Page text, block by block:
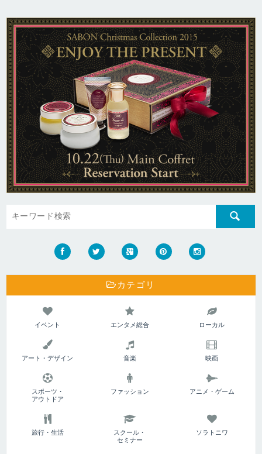
カテゴリ
イベント エンタメ総合 ローカル
アート・デザイン 音楽 映画
スポーツ・
アウトドア
ファッション アニメ・ゲーム
旅行・生活
スクール・
セミナー
ソラトニワ